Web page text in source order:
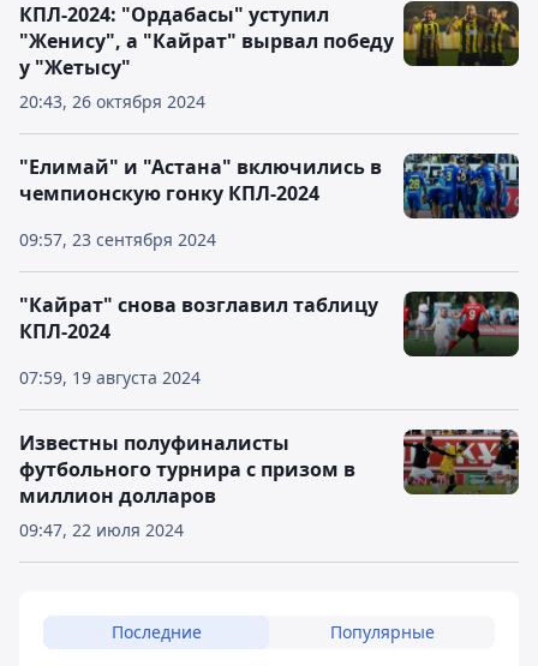
20:43, 26 октября 2024
КПЛ-2024: "Ордабасы" уступил
"Женису", а "Кайрат" вырвал победу
у "Жетысу"
09:57, 23 сентября 2024
"Елимай" и "Астана" включились в
чемпионскую гонку КПЛ-2024
07:59, 19 августа 2024
"Кайрат" снова возглавил таблицу
КПЛ-2024
09:47, 22 июля 2024
Известны полуфиналисты
футбольного турнира с призом в
миллион долларов
Последние Популярные